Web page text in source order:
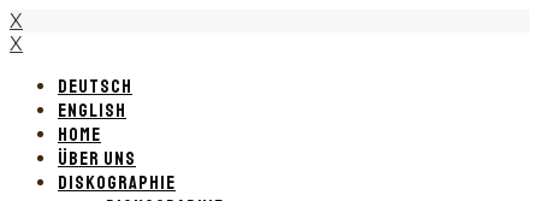
X
X
DEUTSCH
ENGLISH
HOME
ÜBER UNS
DISKOGRAPHIE